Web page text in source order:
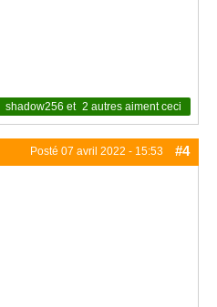
shadow256 et 2 autres aiment ceci
Posté 07 avril 2022 - 15:53 #4